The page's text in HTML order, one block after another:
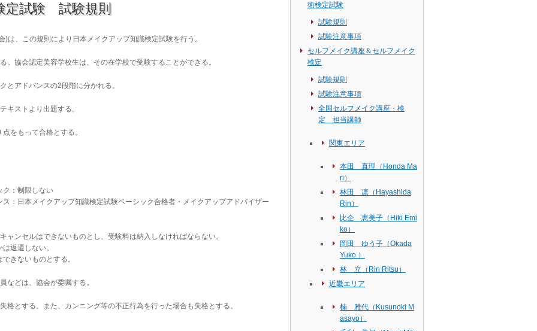
定試験 試験規則
)は、この規則により日本メイクアップ知識検定試験を行う。
協会認定美容学校生は、その在学校で受験することができる。
アドバンスの2段階に分かれる。
ストより出題する。
点をもって合格とする。
：制限しない
：日本メイクアップ知識検定試験ベーシック合格者・メイクアップアドバイザー
ンセルはできないものとし、受験料は納入しなければならない。
還しない。
ないものとする。
どは、協会が委嘱する。
とする。また、カンニング等の不正行為を行った場合も失格とする。
術検定試験
試験規則
試験注意事項
セルフメイク講座＆セルフメイク
検定
試験規則
試験注意事項
全国セルフメイク講座・検
定 担当講師
関東エリア
本田 真理（Honda Ma
ri）
林田 凛（Hayashida
Rin）
比企 恵美子（Hiki Emi
ko）
岡田 ゆう子（Okada
Yuko ）
林 立（Rin Ritsu）
近畿エリア
楠 雅代（Kusunoki M
asayo）